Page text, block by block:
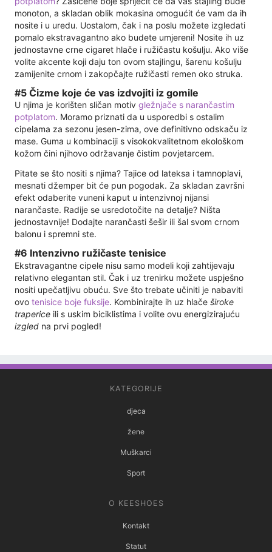
monoton, a skladan oblik mokasina omogućit će vam da ih
nosite i u uredu. Uostalom, čak i na poslu možete izgledati
pomalo ekstravagantno ako budete umjereni! Nosite ih uz
jednostavne crne cigaret hlače i ružičastu košulju. Ako više
volite akcente koji daju ton ovom stajlingu, šarenu košulju
zamijenite crnom i zakopčajte ružičasti remen oko struka.
#5 Čizme koje će vas izdvojiti iz gomile
U njima je korišten sličan motiv gležnjače s narančastim
potplatom. Moramo priznati da u usporedbi s ostalim
cipelama za sezonu jesen-zima, ove definitivno odskaču iz
mase. Guma u kombinaciji s visokokvalitetnom ekološkom
kožom čini njihovo održavanje čistim povjetarcem.
Pitate se što nositi s njima? Tajice od lateksa i tamnoplavi,
mesnati džemper bit će pun pogodak. Za skladan završni
efekt odaberite vuneni kaput u intenzivnoj nijansi
narančaste. Radije se usredotočite na detalje? Ništa
jednostavnije! Dodajte narančasti šešir ili šal svom crnom
balonu i spremni ste.
#6 Intenzivno ružičaste tenisice
Ekstravagantne cipele nisu samo modeli koji zahtijevaju
relativno elegantan stil. Čak i uz trenirku možete uspješno
nositi upečatljivu obuću. Sve što trebate učiniti je nabaviti
ovo tenisice boje fuksije. Kombinirajte ih uz hlače široke
traperice ili s uskim biciklistima i volite ovu energizirajuću
izgled na prvi pogled!
KATEGORIJE
djeca
žene
Muškarci
Sport
O KEESHOES
Kontakt
Statut